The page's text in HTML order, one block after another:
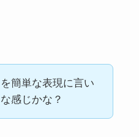
きょうし)の正しい意味と使
わかりやすく解説
ばしょく)の正しい意味と使
わかりやすく解説
を簡単な表現に言い
感じかな？